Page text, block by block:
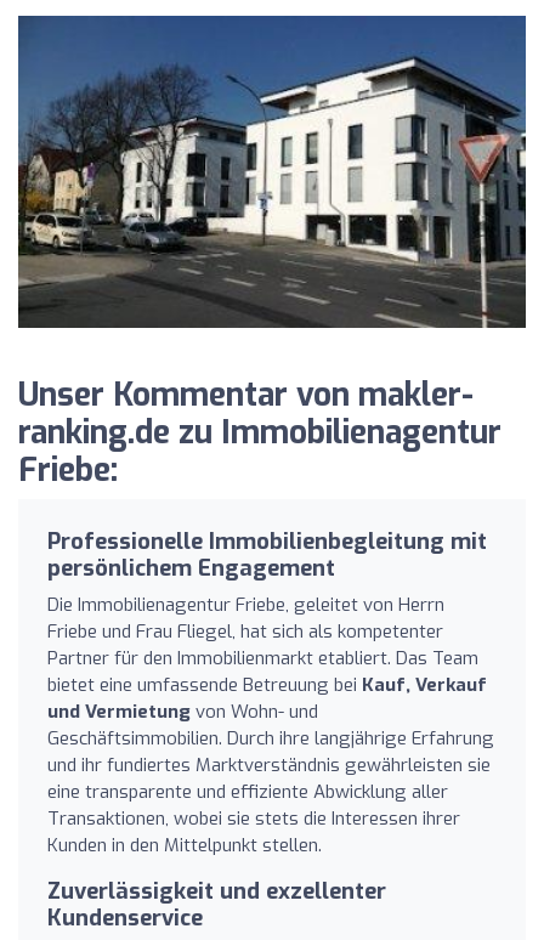
Unser Kommentar von makler-
ranking.de zu Immobilienagentur
Friebe:
Professionelle Immobilienbegleitung mit
persönlichem Engagement
Die Immobilienagentur Friebe, geleitet von Herrn
Friebe und Frau Fliegel, hat sich als kompetenter
Partner für den Immobilienmarkt etabliert. Das Team
bietet eine umfassende Betreuung bei Kauf, Verkauf
und Vermietung von Wohn- und
Geschäftsimmobilien. Durch ihre langjährige Erfahrung
und ihr fundiertes Marktverständnis gewährleisten sie
eine transparente und effiziente Abwicklung aller
Transaktionen, wobei sie stets die Interessen ihrer
Kunden in den Mittelpunkt stellen.
Zuverlässigkeit und exzellenter
Kundenservice